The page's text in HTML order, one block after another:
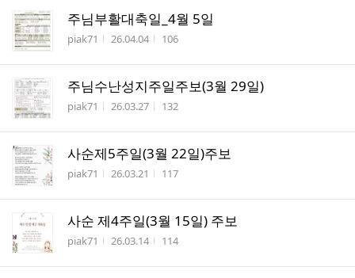
주님부활대축일_4월 5일
작성자
piak71 작성시간
26.04.04 조회수
106
주님수난성지주일주보(3월 29일)
작성자
piak71 작성시간
26.03.27 조회수
132
사순제5주일(3월 22일)주보
작성자
piak71 작성시간
26.03.21 조회수
117
사순 제4주일(3월 15일) 주보
작성자
piak71 작성시간
26.03.14 조회수
114